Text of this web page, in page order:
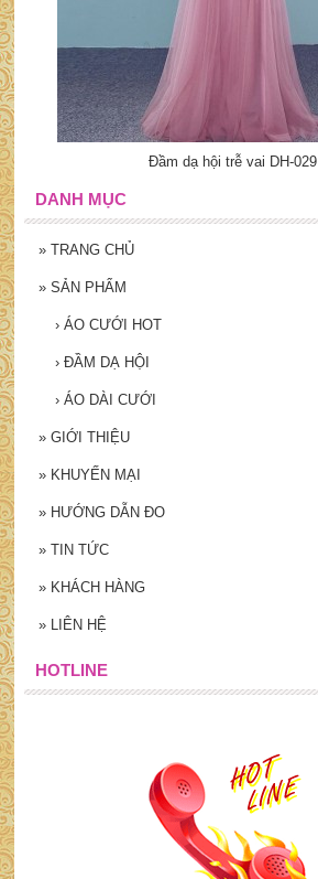
Đầm dạ hội trễ vai DH-029
DANH MỤC
» TRANG CHỦ
» SẢN PHẨM
› ÁO CƯỚI HOT
› ĐẦM DẠ HỘI
› ÁO DÀI CƯỚI
» GIỚI THIỆU
» KHUYẾN MẠI
» HƯỚNG DẪN ĐO
» TIN TỨC
» KHÁCH HÀNG
» LIÊN HỆ
HOTLINE